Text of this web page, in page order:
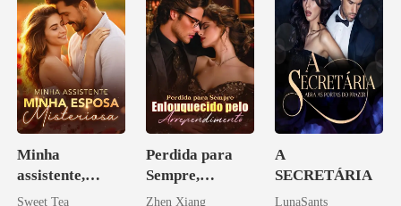
Minha
assistente,
minha esposa
Sweet Tea
Perdida para
Sempre,
Enlouquecido
Zhen Xiang
A
SECRETÁRIA
LunaSants